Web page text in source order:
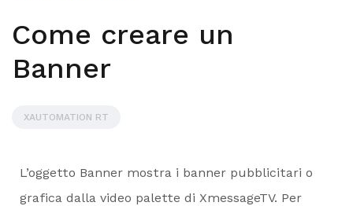
Come creare un
Banner
XAUTOMATION RT
L’oggetto Banner mostra i banner pubblicitari o
grafica dalla video palette di XmessageTV. Per